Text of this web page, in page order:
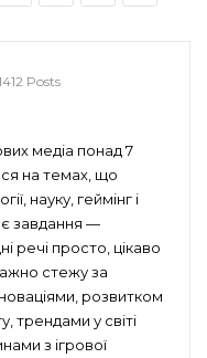
Posts
медіа понад 7
на темах, що
науку, геймінг і
завдання —
речі просто, цікаво
стежу за
розвитком
трендами у світі
з ігрової